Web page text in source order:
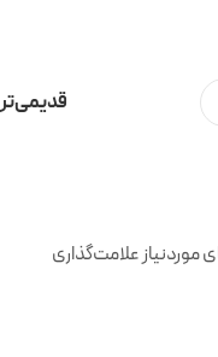
قدیمی‌تر
علامت‌گذاری